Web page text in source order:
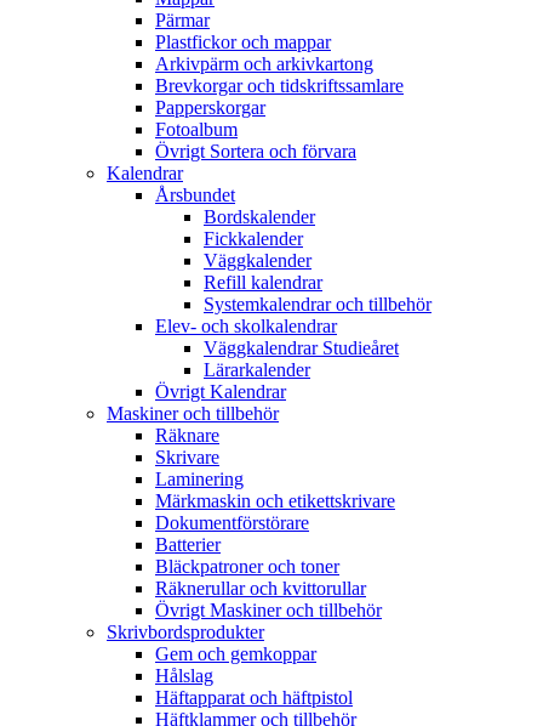
Pärmar
Plastfickor och mappar
Arkivpärm och arkivkartong
Brevkorgar och tidskriftssamlare
Papperskorgar
Fotoalbum
Övrigt Sortera och förvara
Kalendrar
Årsbundet
Bordskalender
Fickkalender
Väggkalender
Refill kalendrar
Systemkalendrar och tillbehör
Elev- och skolkalendrar
Väggkalendrar Studieåret
Lärarkalender
Övrigt Kalendrar
Maskiner och tillbehör
Räknare
Skrivare
Laminering
Märkmaskin och etikettskrivare
Dokumentförstörare
Batterier
Bläckpatroner och toner
Räknerullar och kvittorullar
Övrigt Maskiner och tillbehör
Skrivbordsprodukter
Gem och gemkoppar
Hålslag
Häftapparat och häftpistol
Häftklammer och tillbehör